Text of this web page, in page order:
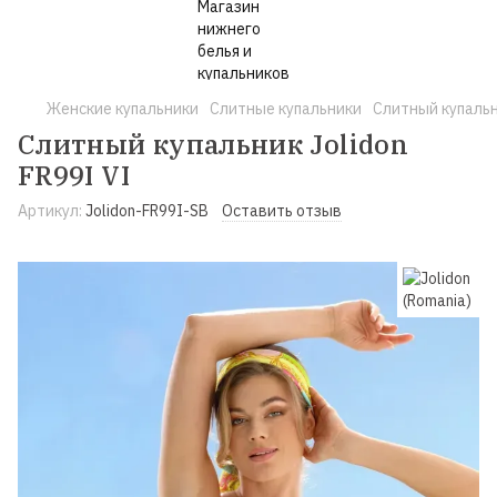
Женские купальники Слитные купальники Слитный
Слитный купальник Jolidon
FR99I VI
Артикул: Jolidon-FR99I-SB Оставить отзыв